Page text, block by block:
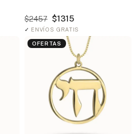
$2457 $1315
✓ ENVÍOS GRATIS
OFERTAS